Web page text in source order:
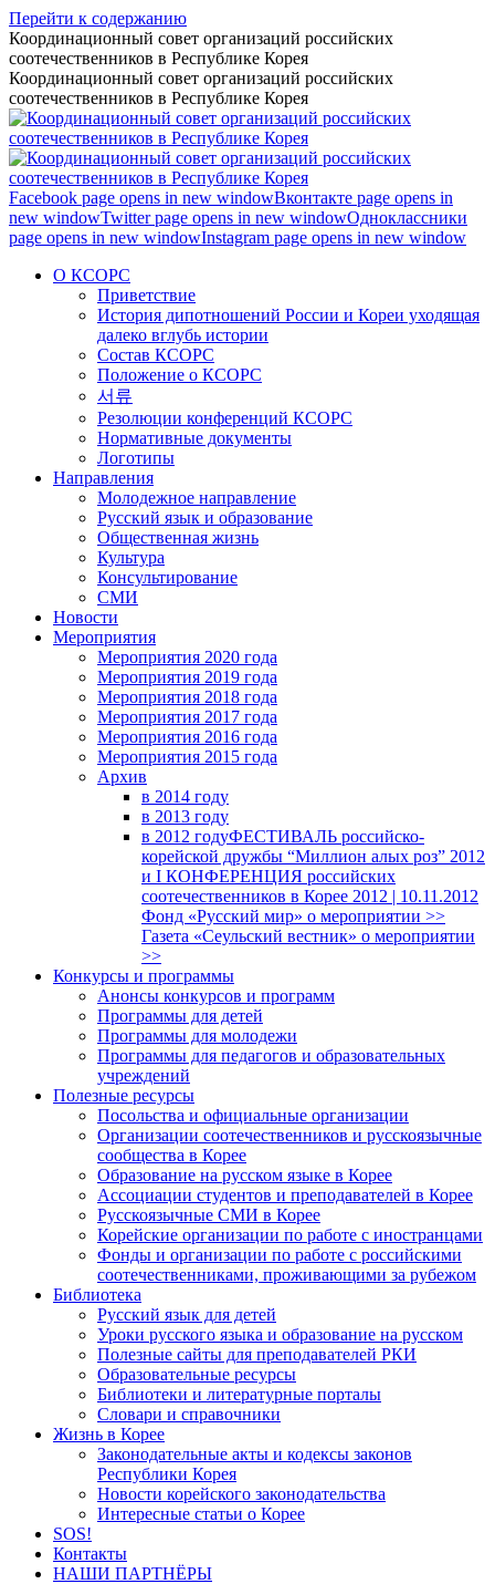
Перейти к содержанию
Координационный совет организаций российских
соотечественников в Республике Корея
Координационный совет организаций российских
соотечественников в Республике Корея
Facebook page opens in new windowВконтакте page opens in
new windowTwitter page opens in new windowОдноклассники
page opens in new windowInstagram page opens in new window
О КСОРС
Приветствие
История дипотношений России и Кореи уходящая
далеко вглубь истории
Состав КСОРС
Положение о КСОРС
서류
Резолюции конференций КСОРС
Нормативные документы
Логотипы
Направления
Молодежное направление
Русский язык и образование
Общественная жизнь
Культура
Консультирование
СМИ
Новости
Мероприятия
Мероприятия 2020 года
Мероприятия 2019 года
Мероприятия 2018 годa
Мероприятия 2017 года
Мероприятия 2016 года
Мероприятия 2015 года
Архив
в 2014 году
в 2013 году
в 2012 годуФЕСТИВАЛЬ российско-
корейской дружбы “Миллион алых роз” 2012
и I КОНФЕРЕНЦИЯ российских
соотечественников в Корее 2012 | 10.11.2012
Фонд «Русский мир» о мероприятии >>
Газета «Сеульский вестник» о мероприятии
>>
Конкурсы и программы
Анонсы конкурсов и программ
Программы для детей
Программы для молодежи
Программы для педагогов и образовательных
учреждений
Полезные ресурсы
Посольства и официальные организации
Организации соотечественников и русскоязычные
сообщества в Корее
Образование на русском языке в Корее
Ассоциации студентов и преподавателей в Корее
Русскоязычные СМИ в Корее
Корейские организации по работе с иностранцами
Фонды и организации по работе с российскими
соотечественниками, проживающими за рубежом
Библиотека
Русский язык для детей
Уроки русского языка и образование на русском
Полезные сайты для преподавателей РКИ
Образовательные ресурсы
Библиотеки и литературные порталы
Словари и справочники
Жизнь в Корее
Законодательные акты и кодексы законов
Республики Корея
Новости корейского законодательства
Интересные статьи о Корее
SOS!
Контакты
НАШИ ПАРТНЁРЫ